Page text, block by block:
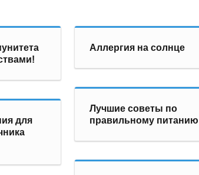
для
Аллергия на солнце
Лучшие советы по
правильному питанию